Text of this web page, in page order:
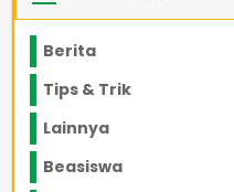
Berita
Tips & Trik
Lainnya
Beasiswa